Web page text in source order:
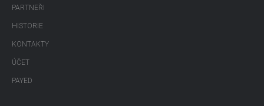
PARTNEŘI
HISTORIE
KONTAKTY
ÚČET
PAYED